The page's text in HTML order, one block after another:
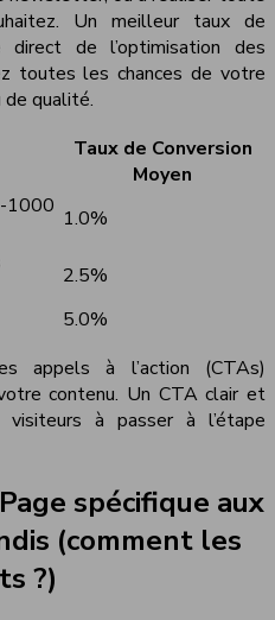
Un meilleur taux de
de l’optimisation des
toutes les chances de votre
qualité.
Taux de Conversion
Moyen
1000 1.0%
2.5%
5.0%
appels à l’action (CTAs)
contenu. Un CTA clair et
à passer à l’étape
spécifique aux
(comment les
?)